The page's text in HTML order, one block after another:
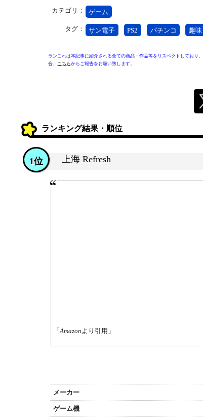
カテゴリ： ゲーム
タグ： サン電子 PS2 パチンコ 趣味
ランこれは本記事に紹介される全ての商品・作品等をリスペクトしており
合、
こちらからご報告をお願い致します。
ランキング結果・順位
上海 Refresh
1位
「Amazonより引用」
メーカー
ゲーム機